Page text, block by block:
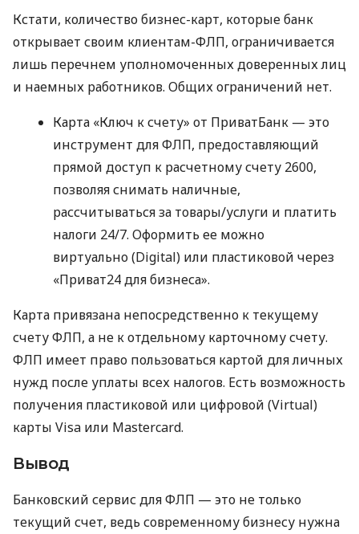
Кстати, количество бизнес-карт, которые банк
открывает своим клиентам-ФЛП, ограничивается
лишь перечнем уполномоченных доверенных лиц
и наемных работников. Общих ограничений нет.
Карта «Ключ к счету» от ПриватБанк — это
инструмент для ФЛП, предоставляющий
прямой доступ к расчетному счету 2600,
позволяя снимать наличные,
рассчитываться за товары/услуги и платить
налоги 24/7. Оформить ее можно
виртуально (Digital) или пластиковой через
«Приват24 для бизнеса».
Карта привязана непосредственно к текущему
счету ФЛП, а не к отдельному карточному счету.
ФЛП имеет право пользоваться картой для личных
нужд после уплаты всех налогов. Есть возможность
получения пластиковой или цифровой (Virtual)
карты Visa или Mastercard.
Вывод
Банковский сервис для ФЛП — это не только
текущий счет, ведь современному бизнесу нужна